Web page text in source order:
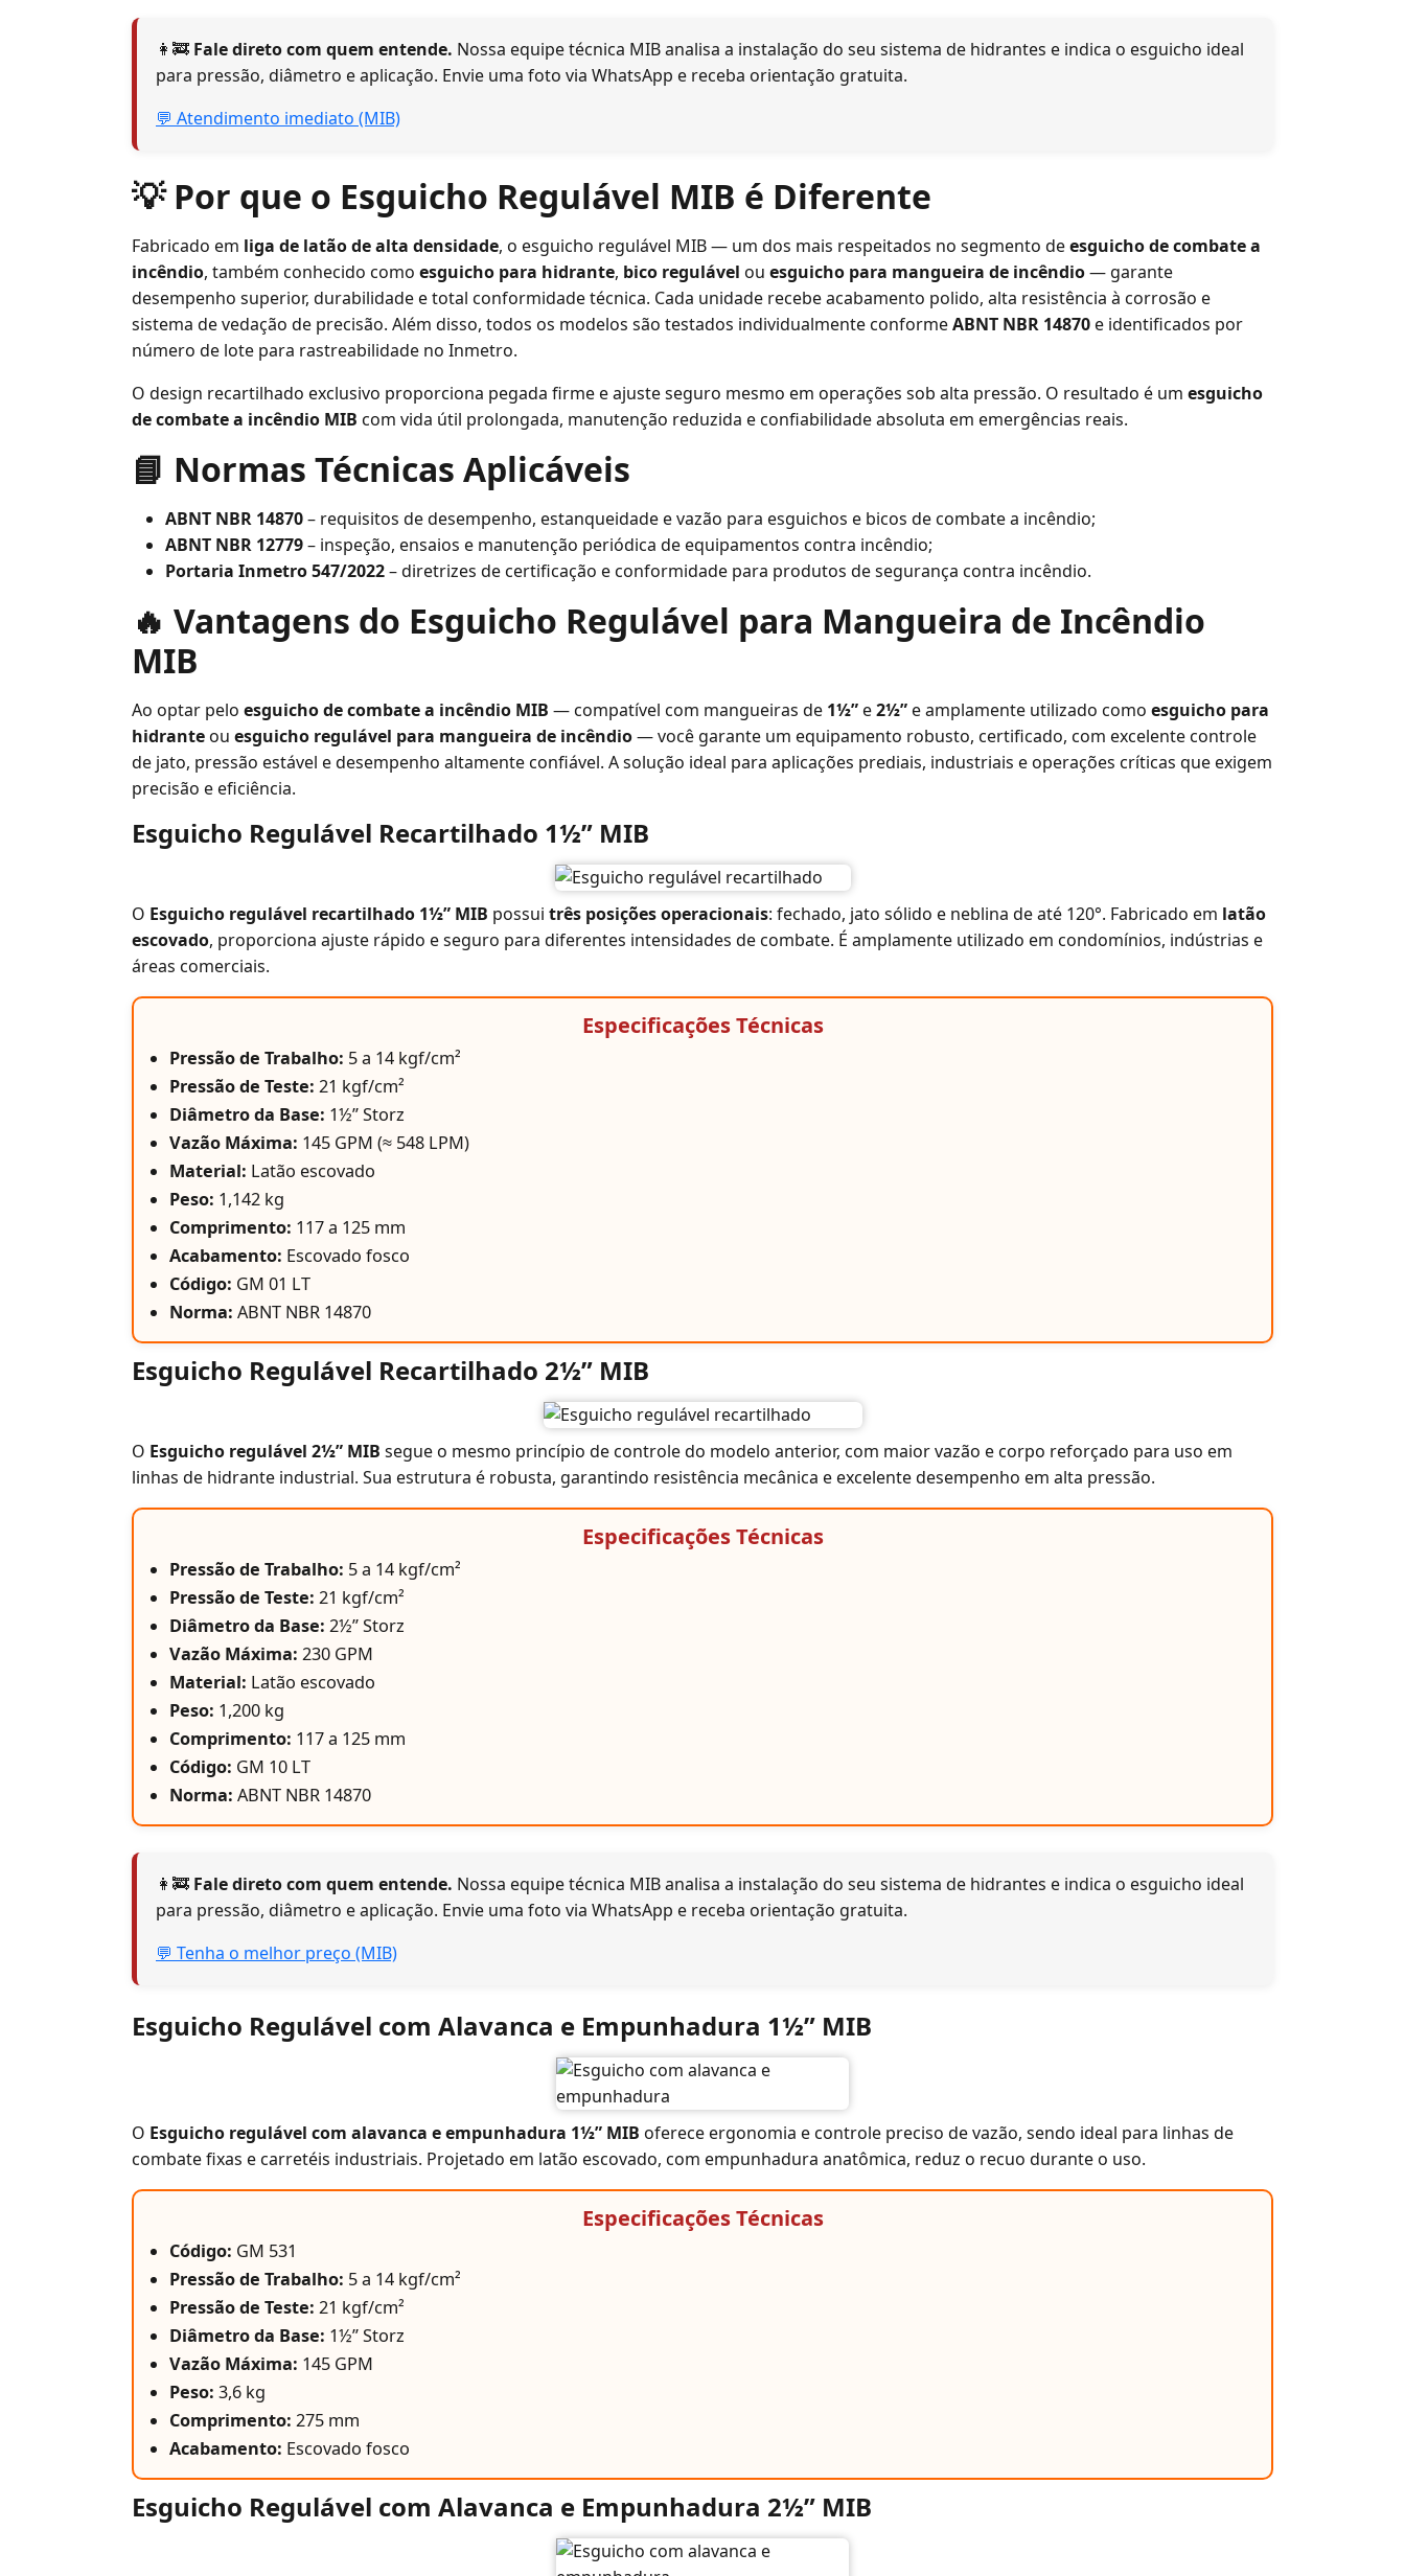
👩‍🚒 Fale direto com quem entende. Nossa equipe técnica MIB analisa a instalação do seu sistema de hidrantes e indica o esguicho ideal
para pressão, diâmetro e aplicação. Envie uma foto via WhatsApp e receba orientação gratuita.
💬 Atendimento imediato (MIB)
💡 Por que o Esguicho Regulável MIB é Diferente
Fabricado em liga de latão de alta densidade, o esguicho regulável MIB — um dos mais respeitados no segmento deesguicho de combate a
incêndio, também conhecido como esguicho para hidrante, bico regulável ou esguicho para mangueira de incêndio— garante
desempenho superior, durabilidade e total conformidade técnica. Cada unidade recebe acabamento polido, alta resistência à corrosão e
sistema de vedação de precisão. Além disso, todos os modelos são testados individualmente conformeABNT NBR 14870e identificados por
número de lote para rastreabilidade no Inmetro.
O design recartilhado exclusivo proporciona pegada firme e ajuste seguro mesmo em operações sob alta pressão. O resultado é um esguicho
de combate a incêndio MIB com vida útil prolongada, manutenção reduzida e confiabilidade absoluta em emergências reais.
📘 Normas Técnicas Aplicáveis
ABNT NBR 14870– requisitos de desempenho, estanqueidade e vazão para esguichos e bicos de combate a incêndio;
ABNT NBR 12779– inspeção, ensaios e manutenção periódica de equipamentos contra incêndio;
Portaria Inmetro 547/2022– diretrizes de certificação e conformidade para produtos de segurança contra incêndio.
🔥 Vantagens do Esguicho Regulável para Mangueira de Incêndio
MIB
Ao optar pelo esguicho de combate a incêndio MIB — compatível com mangueiras de 1½”e2½”e amplamente utilizado como esguicho para
hidranteou esguicho regulável para mangueira de incêndio— você garante um equipamento robusto, certificado, com excelente controle
de jato, pressão estável e desempenho altamente confiável. A solução ideal para aplicações prediais, industriais e operações críticas que exigem
precisão e eficiência.
Esguicho Regulável Recartilhado 1½” MIB
O Esguicho regulável recartilhado 1½” MIB possui três posições operacionais: fechado, jato sólido e neblina de até 120°. Fabricado em latão
escovado, proporciona ajuste rápido e seguro para diferentes intensidades de combate. É amplamente utilizado em condomínios, indústrias e
áreas comerciais.
Especificações Técnicas
Pressão de Trabalho: 5 a 14 kgf/cm²
Pressão de Teste: 21 kgf/cm²
Diâmetro da Base: 1½” Storz
Vazão Máxima: 145 GPM (≈ 548 LPM)
Material: Latão escovado
Peso: 1,142 kg
Comprimento: 117 a 125 mm
Acabamento: Escovado fosco
Código: GM 01 LT
Norma: ABNT NBR 14870
Esguicho Regulável Recartilhado 2½” MIB
O Esguicho regulável 2½” MIB segue o mesmo princípio de controle do modelo anterior, com maior vazão e corpo reforçado para uso em
linhas de hidrante industrial. Sua estrutura é robusta, garantindo resistência mecânica e excelente desempenho em alta pressão.
Especificações Técnicas
Pressão de Trabalho: 5 a 14 kgf/cm²
Pressão de Teste: 21 kgf/cm²
Diâmetro da Base: 2½” Storz
Vazão Máxima: 230 GPM
Material: Latão escovado
Peso: 1,200 kg
Comprimento: 117 a 125 mm
Código: GM 10 LT
Norma: ABNT NBR 14870
👩‍🚒 Fale direto com quem entende. Nossa equipe técnica MIB analisa a instalação do seu sistema de hidrantes e indica o esguicho ideal
para pressão, diâmetro e aplicação. Envie uma foto via WhatsApp e receba orientação gratuita.
💬 Tenha o melhor preço (MIB)
Esguicho Regulável com Alavanca e Empunhadura 1½” MIB
O Esguicho regulável com alavanca e empunhadura 1½” MIB oferece ergonomia e controle preciso de vazão, sendo ideal para linhas de
combate fixas e carretéis industriais. Projetado em latão escovado, com empunhadura anatômica, reduz o recuo durante o uso.
Especificações Técnicas
Código: GM 531
Pressão de Trabalho: 5 a 14 kgf/cm²
Pressão de Teste: 21 kgf/cm²
Diâmetro da Base: 1½” Storz
Vazão Máxima: 145 GPM
Peso: 3,6 kg
Comprimento: 275 mm
Acabamento: Escovado fosco
Esguicho Regulável com Alavanca e Empunhadura 2½” MIB